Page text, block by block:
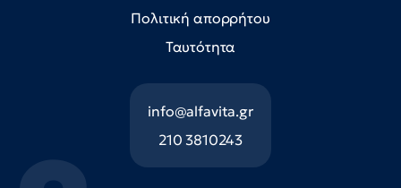
Πολιτική απορρήτου
Ταυτότητα
info@alfavita.gr
210 3810243